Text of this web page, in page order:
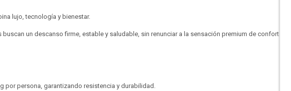
lujo, tecnología y bienestar.
buscan un descanso firme, estable y saludable, sin renunciar a la sensación premium de confort.
por persona, garantizando resistencia y durabilidad.